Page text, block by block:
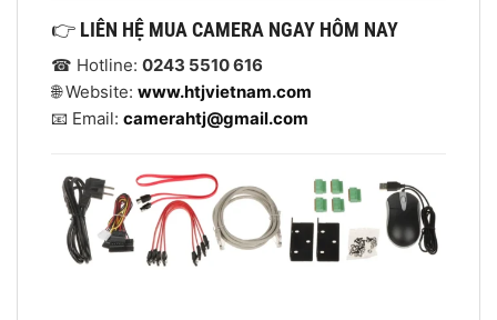
👉 LIÊN HỆ MUA CAMERA NGAY HÔM NAY
☎ Hotline: 0243 5510 616
🌐 Website: www.htjvietnam.com
📧 Email: camerahtj@gmail.com